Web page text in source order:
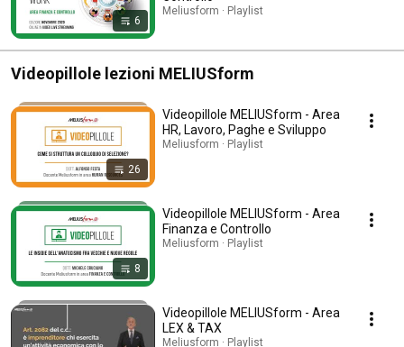
6
Meliusform · Playlist
Videopillole lezioni MELIUSform
26
Videopillole MELIUSform - Area
HR, Lavoro, Paghe e Sviluppo
Meliusform · Playlist
8
Videopillole MELIUSform - Area
Finanza e Controllo
Meliusform · Playlist
Videopillole MELIUSform - Area
LEX & TAX
Meliusform · Playlist